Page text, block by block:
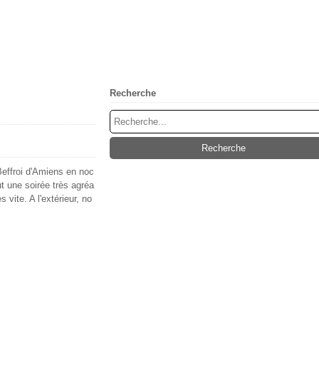
d'Amiens en noc
une soirée très agréa
vite. A l'extérieur, no
Recherche